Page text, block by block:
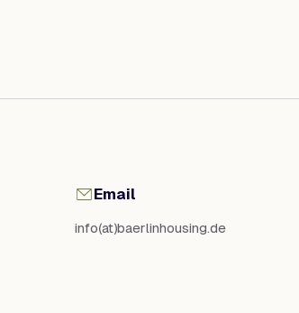
Email
info(at)baerlinhousing.de